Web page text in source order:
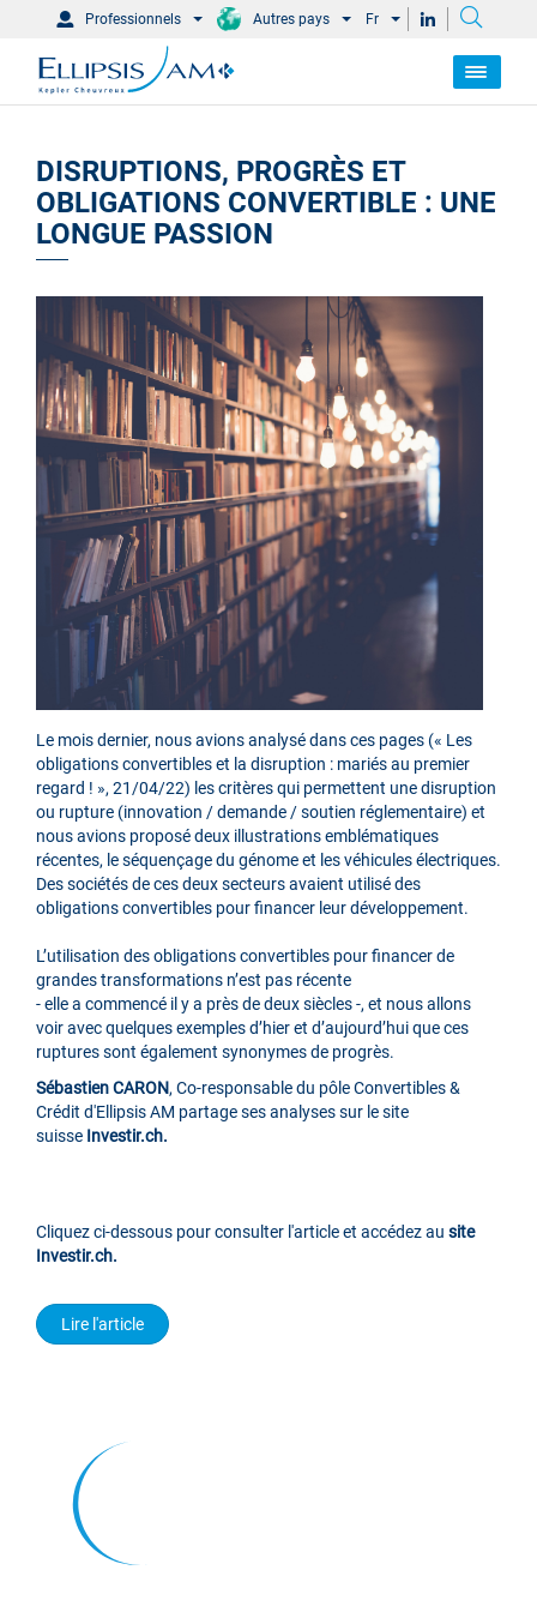
Professionnels Autres pays Fr
DISRUPTIONS, PROGRÈS ET
OBLIGATIONS CONVERTIBLE : UNE
LONGUE PASSION
Le mois dernier, nous avions analysé dans ces pages (« Les
obligations convertibles et la disruption : mariés au premier
regard ! », 21/04/22) les critères qui permettent une disruption
ou rupture (innovation / demande / soutien réglementaire) et
nous avions proposé deux illustrations emblématiques
récentes, le séquençage du génome et les véhicules électriques.
Des sociétés de ces deux secteurs avaient utilisé des
obligations convertibles pour financer leur développement.
L’utilisation des obligations convertibles pour financer de
grandes transformations n’est pas récente
- elle a commencé il y a près de deux siècles -, et nous allons
voir avec quelques exemples d’hier et d’aujourd’hui que ces
ruptures sont également synonymes de progrès.
Sébastien CARON, Co-responsable du pôle Convertibles &
Crédit d'Ellipsis AM partage ses analyses sur le site
suisse Investir.ch.
Cliquez ci-dessous pour consulter l'article et accédez au site
Investir.ch.
Lire l'article